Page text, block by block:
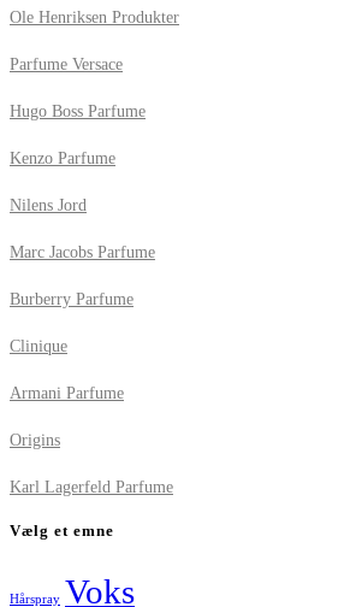
Ole Henriksen Produkter
Parfume Versace
Hugo Boss Parfume
Kenzo Parfume
Nilens Jord
Marc Jacobs Parfume
Burberry Parfume
Clinique
Armani Parfume
Origins
Karl Lagerfeld Parfume
Vælg et emne
Hårspray Voks